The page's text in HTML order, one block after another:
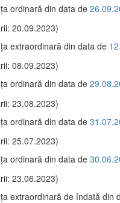
ordinară din data de
20.09.2023)
extraordinară din data de
08.09.2023)
ordinară din data de
23.08.2023)
ordinară din data de
25.07.2023)
ordinară din data de
23.06.2023)
extraordinară de îndată din